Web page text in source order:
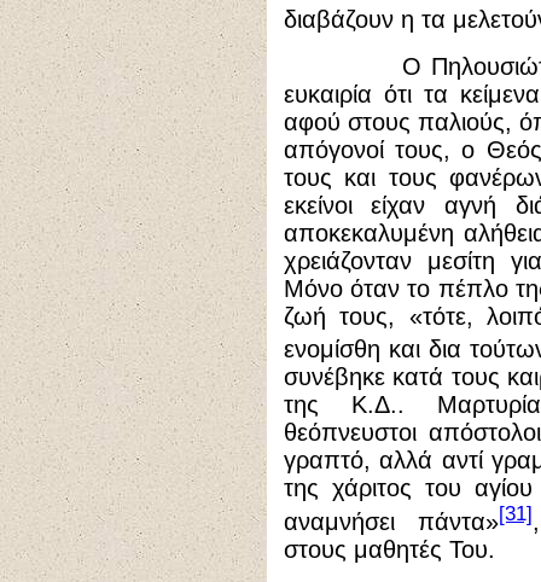
διαβάζουν η τα
Ο Πηλουσιώτης
ευκαιρία ότι τα
αφού στους παλιούς,
απόγονοί τους, ο
τους και τους
εκείνοι είχαν αγνή
αποκεκαλυμένη
χρειάζονταν μεσίτη
Μόνο όταν το πέπλο
ζωή τους, «τότε,
ενομίσθη και δια
συνέβηκε κατά τους
της Κ.Δ..
θεόπνευστοι
γραπτό, αλλά αντί
της χάριτος του
αναμνήσει πάντα»[31]
στους μαθητές Του.